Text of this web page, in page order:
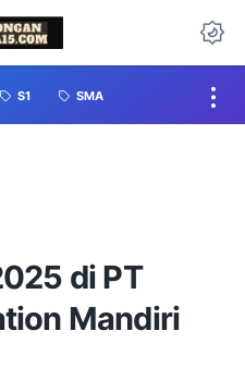
S1 SMA
di PT
Mandiri